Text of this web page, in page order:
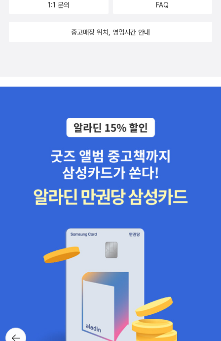
다. 요즘 음악들은 숙성이 되지 않은 느낌이다. 빠르게 변해가는 사회
강한 임팩트를 주지 못하면 나오자 마자 사장되고 마는 일이 발생한
나머지 사운드는 전부 소거해버리고, 깔끔하고 깨끗한 사운드를 들려
주지만 그 이상의 음질은 느낄 수 없다. 물론 시디가 나올때도 마찬가
것이라는 이야기도 있다.하지만 우리는 음악을 소비하는 것이지 기기
를 소비하는 것은 아니다. 음악을 듣기 위해 이 기기를 장만했다가 또
다른 기기를 장만해야 하는 일을 반복하다보면 이게 제대로 된 일인
지 의문이 든다. 좀 더 나은 음질, 좀 더 나은 화질을 바라기는 하지만
어 있다면기술적인 부분은 아무런 문제도 아니다. 예전에는 레코드테
이프에도 음악을 녹음해서 들으며희열을 느끼곤 했으니 말이다.비틀
즈의 음반이 발매되면서 주절주절 개인적인 불만만 이야기한 것같다.
^^ 여하튼 척박한 음반시장에 상큼한 바람을 불어넣어 준 그들의 음
반 발매 소식은 오랜 동안 침체되어 온 팝음반 시장이 활성화되기를
기대해본다.생각같아서는 모든 앨범을 구입하고 싶지만 있는 음반을
다시 구입한다는 것도 그렇고 개인적으로 특별히 좋아하는 음반인 H
elp,A Hard ays Night 두 장을 구입했다.개인적으로 영화음악을 좋
개성 있고 다양한 캐릭터를 통해 사실과 환상이 뒤엉키는 세계를 형
번째 소설집『도시는 무엇으로 이루어지는가』는 그러한 독특한 소설
와서 초목이 우거졌네'로 시작되는 이 오언율시는 현종 황제의 태평
성대가 안녹산의 난을 계기로 혼돈의 나락으로 굴러떨어지던 시기,
황제를 찾아 떠나려다 반군에게 붙들려 구금당해 있던 두보가 역시
반군에게 점령당한 장안성에서 지은 것이다. 위 구절의 바로 다음이
‘시절을 생각하니 꽃이 눈물을 뿌리고, 헤어짐을 한하니 새가 마음을
놀래킨다’는 구절이다. 우리 시대 너무나도 특별한 예술가들의 생애
와 작품을 다루는 예경의 ‘아트 스페셜’ 시리즈 중 《파블로 피카소》,
시기’와 ‘장밋빛 시기’를 거쳐, 입체주의 시대를 연 '아비뇽의 아가씨
들'(1907), 스페인 내전에서 게르니카 민간인들이 학살당한 사건을
고발한 '게르니카'(1937) 등 수많은 역작을 남긴 20세기 최고의 거
장이다. 한편 달리는 뛰어난 재능에 더해진, 평범함을 거부하는 기이
한 언행으로 자신의 작품만큼이나 독특한 삶을 살았던 초현실주의 종
합예술가다. 예경의 아트 스페셜 시리즈는 예술가들을 심층 취재하는
마음으로 접근하는 한편, 예술가들이 활동했던 시대와 당시 그들의
삶을 흥미롭게 살펴보고 그들의 작품을 음미할 수 있도록 저술되었
뒤로가
1:1 문의 FAQ
중고매장 위치, 영업시간 안내